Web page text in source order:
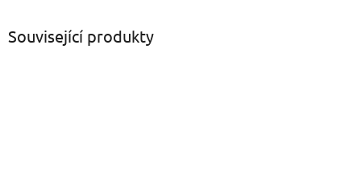
Související produkty